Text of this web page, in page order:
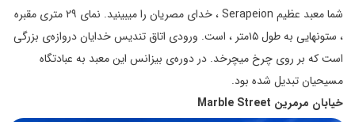
شما معبد عظیم Serapeion ، خدای مصریان را میبینید. نمای ۲۹ متری مقبره
، ستونهایی به طول ۱۵متر ، است. ورودی اتاق تندیس خدایان دروازه‌ی بزرگی
است که بر روی چرخ میچرخد. در دوره‌ی بیزانس این معبد به عبادتگاه
مسیحیان تبدیل شده بود.
خیابان مرمرین Marble Street